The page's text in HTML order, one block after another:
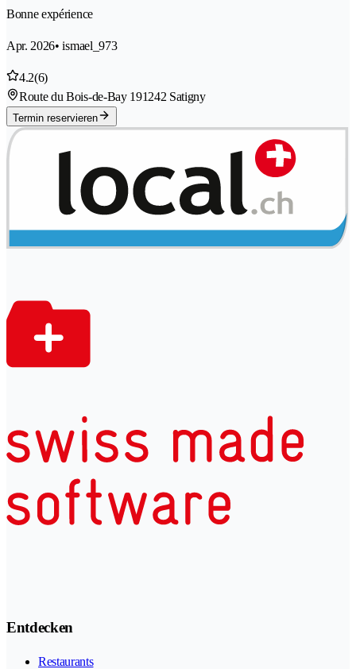
Bonne expérience
Apr. 2026• ismael_973
4.2(6)
Route du Bois-de-Bay 191242 Satigny
Termin reservieren
Entdecken
Restaurants